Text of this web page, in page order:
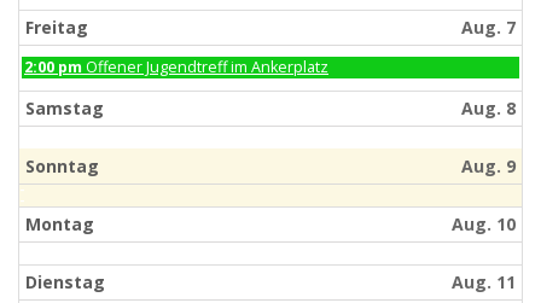
August
6th
2026
Freitag Aug. 7
Freitag,
August
7th
2026
2:00 pm Offener Jugendtreff im Ankerplatz
Samstag Aug. 8
Sonntag Aug. 9
Montag Aug. 10
Dienstag Aug. 11